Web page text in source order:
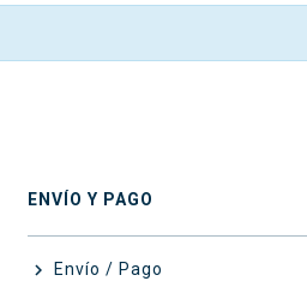
ENVÍO Y PAGO
 Envío / Pago